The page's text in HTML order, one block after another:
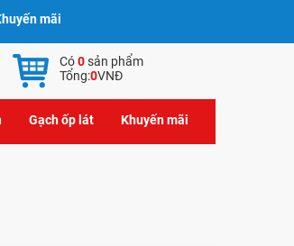
mãi
Có0sản phẩm
Tổng:0VNĐ
Gạch ốp lát Khuyến mãi